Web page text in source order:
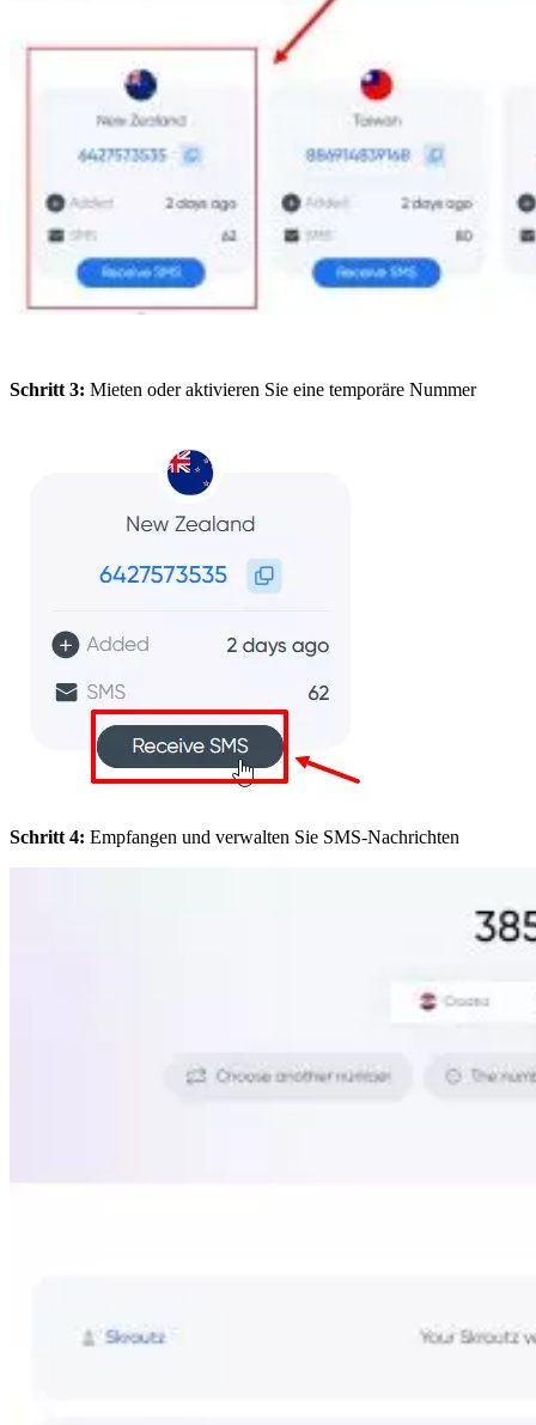
Schritt 3: Mieten oder aktivieren Sie eine temporäre Nummer
Schritt 4: Empfangen und verwalten Sie SMS-Nachrichten